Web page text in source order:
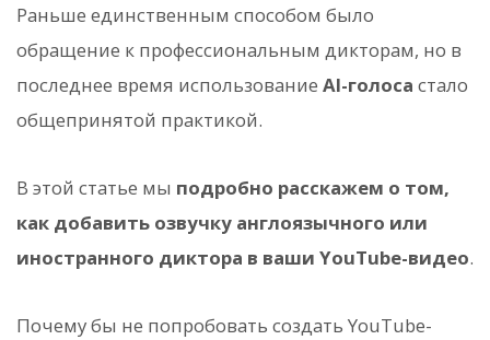
Раньше единственным способом было
обращение к профессиональным дикторам, но в
последнее время использование AI-голоса стало
общепринятой практикой.
В этой статье мы подробно расскажем о том,
как добавить озвучку англоязычного или
иностранного диктора в ваши YouTube-видео.
Почему бы не попробовать создать YouTube-